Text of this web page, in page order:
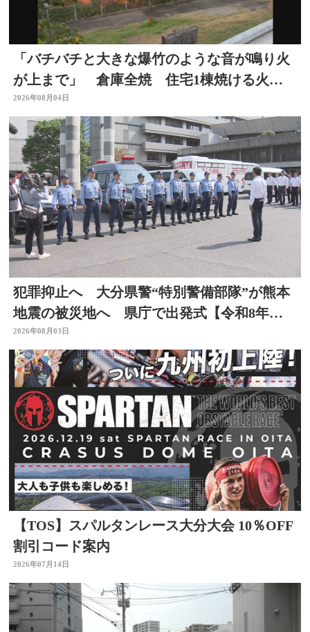
「バチバチと大きな爆竹のような音が鳴り火
が上まで」 倉庫全焼 住宅1棟焼ける火
事 大分
2026年08月04日
犯罪抑止へ 大分県警“特別警備部隊”が熊本
地震の被災地へ 県庁で出発式【令和8年熊
本地震】
2026年08月03日
【TOS】スパルタンレース大分大会 10％OFF
割引コード案内
2026年07月14日